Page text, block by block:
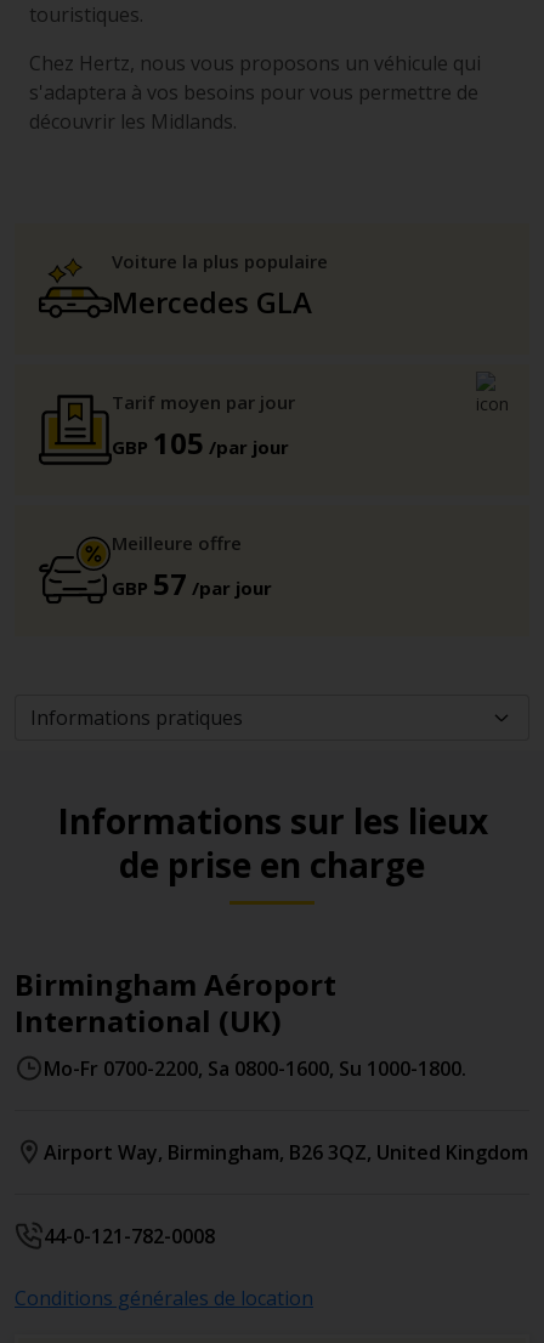
touristiques.
Chez Hertz, nous vous proposons un véhicule qui
s'adaptera à vos besoins pour vous permettre de
découvrir les Midlands.
Voiture la plus populaire
Mercedes GLA
Tarif moyen par jour
GBP 105 /par jour
Meilleure offre
GBP 57 /par jour
Informations sur les lieux
de prise en charge
Birmingham Aéroport
International (UK)
Mo-Fr 0700-2200, Sa 0800-1600, Su 1000-1800.
Airport Way, Birmingham, B26 3QZ, United Kingdom
44-0-121-782-0008
Conditions générales de location